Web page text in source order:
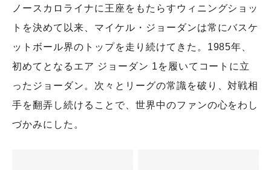
ノースカロライナに王座をもたらすウィニングショッ
トを決めて以来、マイケル・ジョーダンは常にバスケ
ットボール界のトップを走り続けてきた。1985年、
初めてとなるエア ジョーダン 1を履いてコートに立
ったジョーダン。次々とリーグの常識を破り、対戦相
手を翻弄し続けることで、世界中のファンの心をわし
づかみにした。